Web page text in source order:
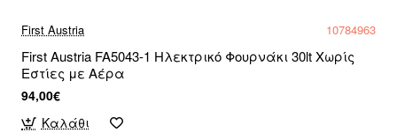
First Austria 10784963
First Austria FA5043-1 Ηλεκτρικό Φουρνάκι 30lt Χωρίς
Εστίες με Αέρα
94,00€
Καλάθι